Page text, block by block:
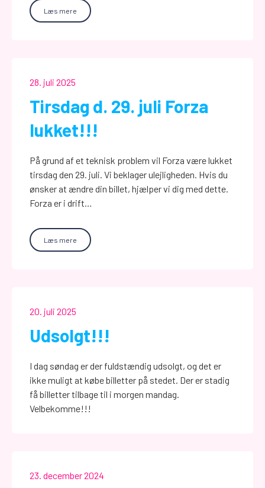
Læs mere
28. juli 2025
Tirsdag d. 29. juli Forza
lukket!!!
På grund af et teknisk problem vil Forza være lukket
tirsdag den 29. juli. Vi beklager ulejligheden. Hvis du
ønsker at ændre din billet, hjælper vi dig med dette.
Forza er i drift…
Læs mere
20. juli 2025
Udsolgt!!!
I dag søndag er der fuldstændig udsolgt, og det er
ikke muligt at købe billetter på stedet. Der er stadig
få billetter tilbage til i morgen mandag.
Velbekomme!!!
23. december 2024